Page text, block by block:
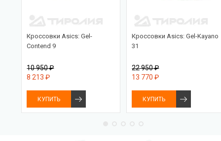
Кроссовки Asics: Gel-
Contend 9
10 950 ₽
8 213 ₽
КУПИТЬ
Кроссовки Asics: Gel-Kayano
31
22 950 ₽
13 770 ₽
КУПИТЬ